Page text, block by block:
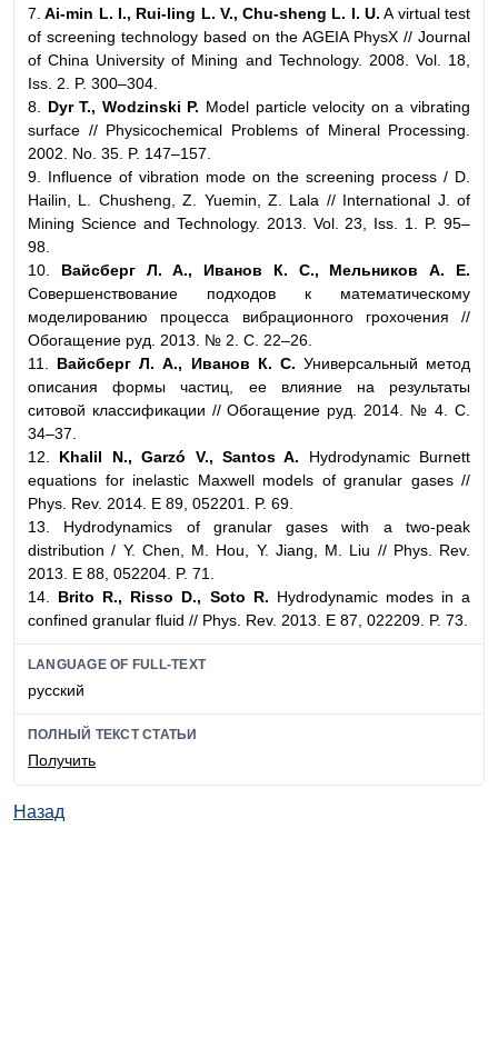
7. Ai-min L. I., Rui-ling L. V., Chu-sheng L. I. U. A virtual test
of screening technology based on the AGEIA PhysX // Journal
of China University of Mining and Technology. 2008. Vol. 18,
Iss. 2. P. 300–304.
8. Dyr T., Wodzinski P. Model particle velocity on a vibrating
surface // Physicochemical Problems of Mineral Processing.
2002. No. 35. P. 147–157.
9. Influence of vibration mode on the screening process / D.
Hailin, L. Chusheng, Z. Yuemin, Z. Lala // International J. of
Mining Science and Technology. 2013. Vol. 23, Iss. 1. P. 95–
98.
10.
Вайсберг Л. А., Иванов К. С., Мельников А. Е.
Совершенствование подходов к математическому
моделированию процесса вибрационного грохочения //
Обогащение руд. 2013. № 2. С. 22–26.
11.
Вайсберг Л. А., Иванов К. С. Универсальный метод
описания формы частиц, ее влияние на результаты
ситовой классификации // Обогащение руд. 2014. № 4. C.
34–37.
12. Khalil N., Garzó V., Santos A. Hydrodynamic Burnett
equations for inelastic Maxwell models of granular gases //
Phys. Rev. 2014. E 89, 052201. P. 69.
13. Hydrodynamics of granular gases with a two-peak
distribution / Y. Chen, M. Hou, Y. Jiang, M. Liu // Phys. Rev.
2013. E 88, 052204. P. 71.
14. Brito R., Risso D., Soto R. Hydrodynamic modes in a
confined granular fluid // Phys. Rev. 2013. E 87, 022209. P. 73.
LANGUAGE OF FULL-TEXT
русский
ПОЛНЫЙ ТЕКСТ СТАТЬИ
Получить
Назад